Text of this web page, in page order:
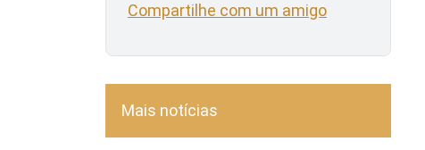
Compartilhe com um amigo
Mais notícias